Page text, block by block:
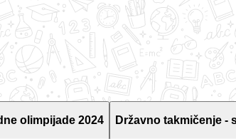
olimpijade 2024 Državno takmičenje -